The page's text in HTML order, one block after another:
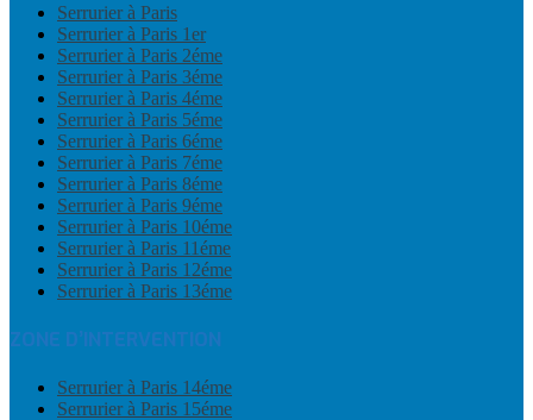
Serrurier à Paris
Serrurier à Paris 1er
Serrurier à Paris 2éme
Serrurier à Paris 3éme
Serrurier à Paris 4éme
Serrurier à Paris 5éme
Serrurier à Paris 6éme
Serrurier à Paris 7éme
Serrurier à Paris 8éme
Serrurier à Paris 9éme
Serrurier à Paris 10éme
Serrurier à Paris 11éme
Serrurier à Paris 12éme
Serrurier à Paris 13éme
ZONE D’INTERVENTION
Serrurier à Paris 14éme
Serrurier à Paris 15éme